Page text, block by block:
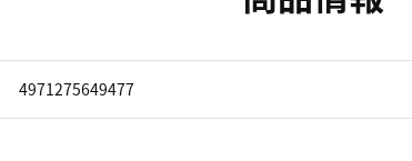
4971275649477